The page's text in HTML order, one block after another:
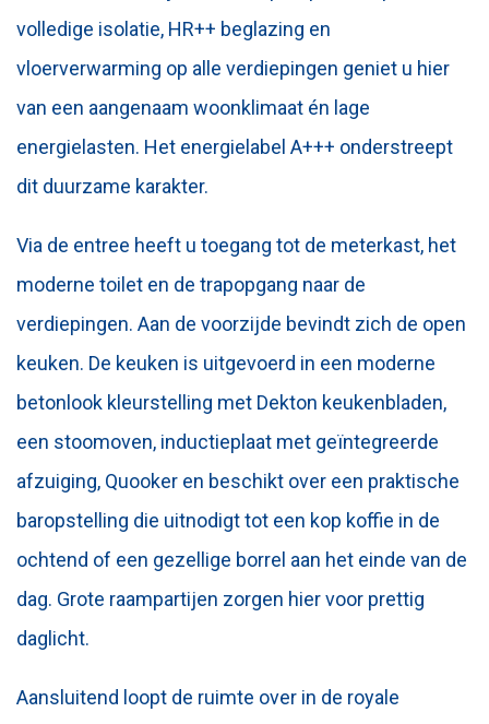
volledige isolatie, HR++ beglazing en
vloerverwarming op alle verdiepingen geniet u hier
van een aangenaam woonklimaat én lage
energielasten. Het energielabel A+++ onderstreept
dit duurzame karakter.
Via de entree heeft u toegang tot de meterkast, het
moderne toilet en de trapopgang naar de
verdiepingen. Aan de voorzijde bevindt zich de open
keuken. De keuken is uitgevoerd in een moderne
betonlook kleurstelling met Dekton keukenbladen,
een stoomoven, inductieplaat met geïntegreerde
afzuiging, Quooker en beschikt over een praktische
baropstelling die uitnodigt tot een kop koffie in de
ochtend of een gezellige borrel aan het einde van de
dag. Grote raampartijen zorgen hier voor prettig
daglicht.
Aansluitend loopt de ruimte over in de royale